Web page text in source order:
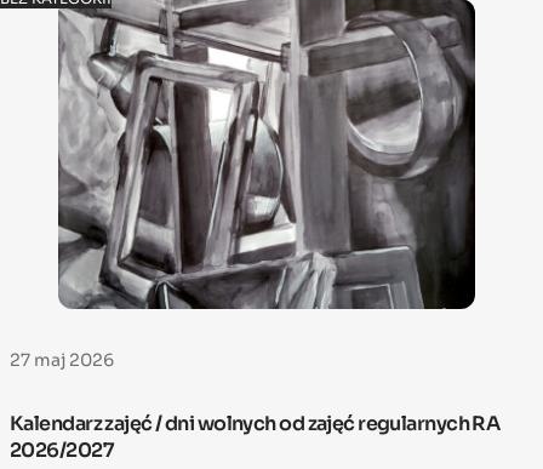
27 maj 2026
Kalendarz zajęć / dni wolnych od zajęć regularnych RA
2026/2027